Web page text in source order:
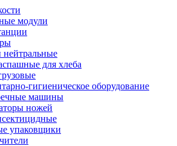
модули
для хлеба
гигиеническое оборудование
машины
ножей
упаковщики